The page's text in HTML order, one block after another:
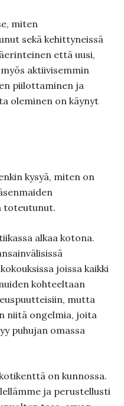
miten
sekä kehittyneissä
että uusi,
aktiivisemmin
piilottaminen ja
oleminen on käynyt
kysyä, miten on
toteutunut.
alkaa kotona.
joissa kaikki
kohteeltaan
mutta
niitä ongelmia, joita
puhujan omassa
on kunnossa.
ja perustellusti